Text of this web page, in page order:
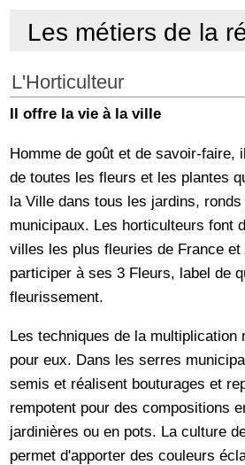
Les métiers de la
L'Horticulteur
Il offre la vie à la ville
Homme de goût et de savoir-faire,
de toutes les fleurs et les plantes
la Ville dans tous les jardins,
municipaux. Les horticulteurs font
villes les plus fleuries de France
participer à ses 3 Fleurs, label de
fleurissement.
Les techniques de la multiplication
pour eux. Dans les serres
semis et réalisent bouturages et
rempotent pour des compositions
jardinières ou en pots. La culture
permet d'apporter des couleurs